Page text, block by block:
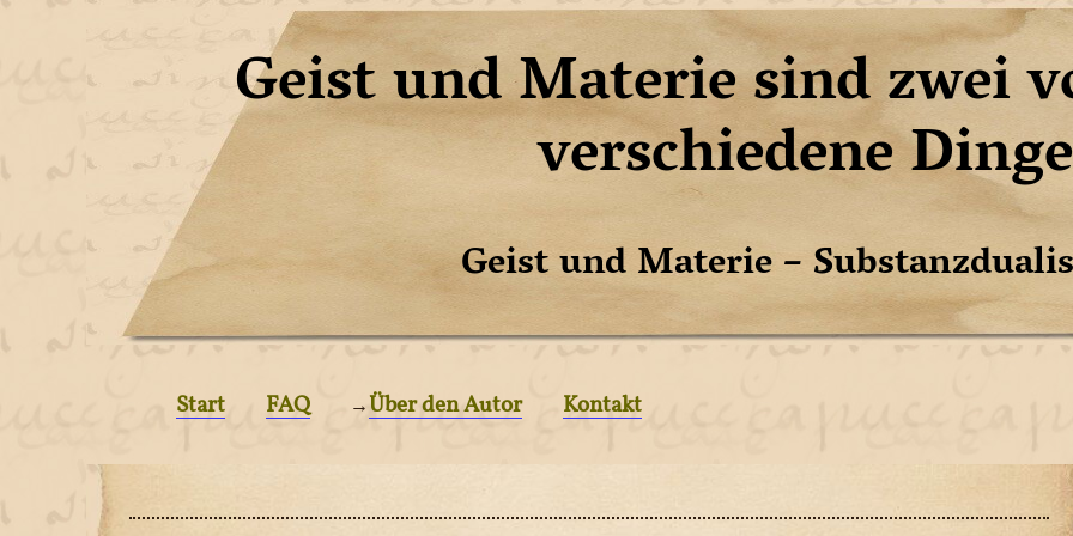
Geist und Materie sind zwei
verschiedene Dinge
Geist und Materie –
Start FAQ →Über den Autor Kontakt